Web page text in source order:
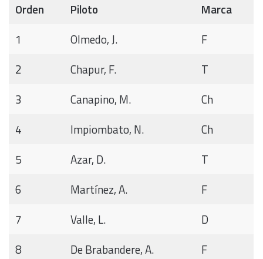
Orden Piloto
Marca
1
Olmedo, J.
F
2
Chapur, F.
T
3
Canapino, M.
Ch
4
Impiombato, N.
Ch
5
Azar, D.
T
6
Martínez, A.
F
7
Valle, L.
D
8
De Brabandere, A.
F